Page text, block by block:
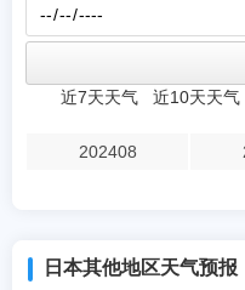
近7天天气 近10天天气
202408
日本其他地区天气预报